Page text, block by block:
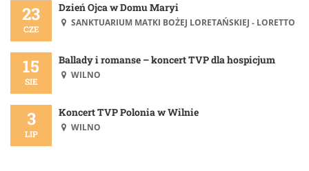
23
CZE
Dzień Ojca w Domu Maryi
SANKTUARIUM MATKI BOŻEJ LORETAŃSKIEJ - LORETTO
15
SIE
Ballady i romanse – koncert TVP dla hospicjum
WILNO
3
LIP
Koncert TVP Polonia w Wilnie
WILNO